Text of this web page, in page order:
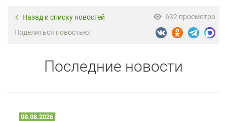
Назад к списку новостей
632 просмотра
Поделиться новостью:
Последние новости
08.08.2026